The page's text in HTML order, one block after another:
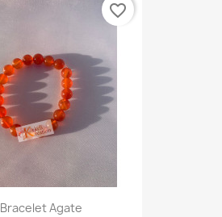
Bracelet Agate
favorite_border